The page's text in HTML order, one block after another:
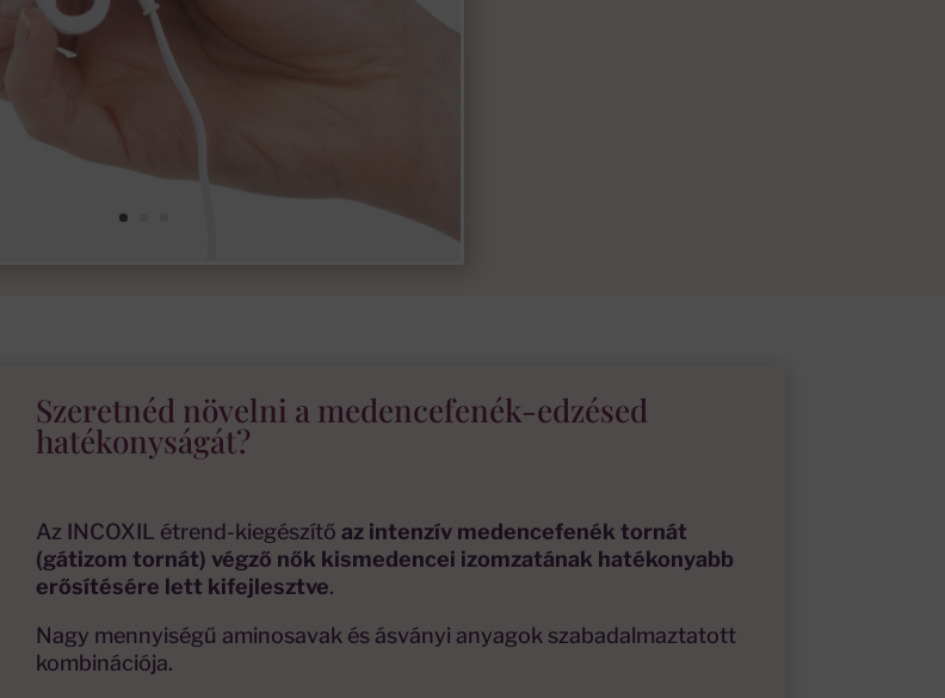
Szeretnéd növelni a medencefenék-edzésed
hatékonyságát?
Az INCOXIL étrend-kiegészítő az intenzív medencefenék tornát
(gátizom tornát) végző nők kismedencei izomzatának hatékonyabb
erősítésére lett kifejlesztve.
Nagy mennyiségű aminosavak és ásványi anyagok szabadalmaztatott
kombinációja.